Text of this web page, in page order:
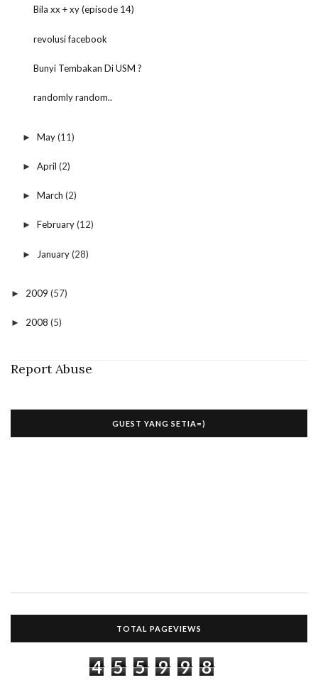
Bila xx + xy (episode 14)
revolusi facebook
Bunyi Tembakan Di USM ?
randomly random..
► May(11)
► April (2)
► March (2)
► February(12)
► January(28)
► 2009 (57)
► 2008 (5)
Report Abuse
GUEST YANG SETIA=)
TOTAL PAGEVIEWS
4 5 5 9 9 8